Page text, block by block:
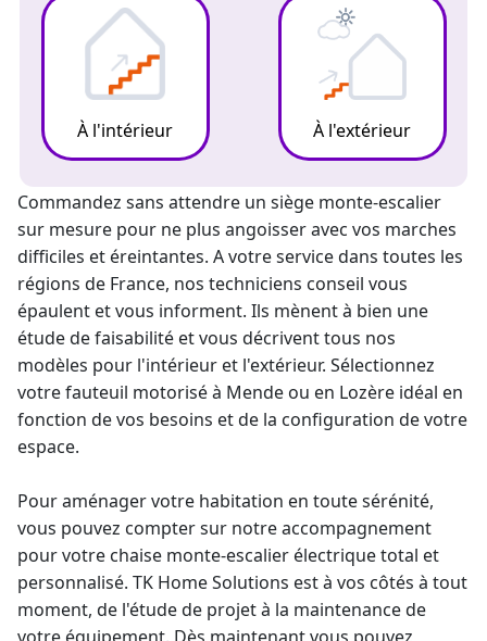
À l'intérieur À l'extérieur
Commandez sans attendre un siège monte-escalier
sur mesure pour ne plus angoisser avec vos marches
difficiles et éreintantes. A votre service dans toutes les
régions de France, nos techniciens conseil vous
épaulent et vous informent. Ils mènent à bien une
étude de faisabilité et vous décrivent tous nos
modèles pour l'intérieur et l'extérieur. Sélectionnez
votre fauteuil motorisé à Mende ou en Lozère idéal en
fonction de vos besoins et de la configuration de votre
espace.
Pour aménager votre habitation en toute sérénité,
vous pouvez compter sur notre accompagnement
pour votre chaise monte-escalier électriquetotal et
personnalisé. TK Home Solutions est à vos côtés à tout
moment, de l'étude de projet à la maintenance de